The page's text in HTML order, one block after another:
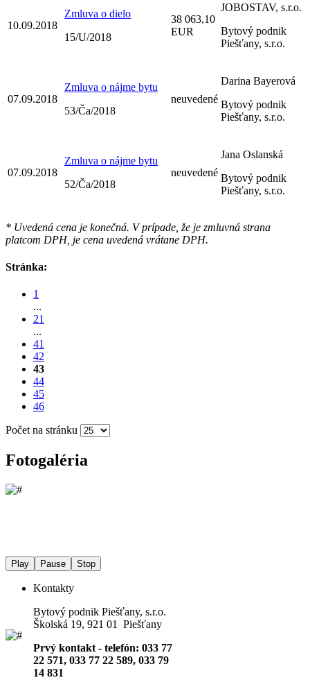
10.09.2018
Zmluva o dielo
15/U/2018
38 063,10
EUR
JOBOSTAV, s.r.o.
Bytový podnik
Piešťany, s.r.o.
07.09.2018
Zmluva o nájme bytu
53/Ča/2018
neuvedené
Darina Bayerová
Bytový podnik
Piešťany, s.r.o.
07.09.2018
Zmluva o nájme bytu
52/Ča/2018
neuvedené
Jana Oslanská
Bytový podnik
Piešťany, s.r.o.
* Uvedená cena je konečná. V prípade, že je zmluvná strana
platcom DPH, je cena uvedená vrátane DPH.
Stránka:
1
...
21
...
41
42
43
44
45
46
Počet na stránku
Fotogaléria
Play Pause Stop
Kontakty
Bytový podnik Piešťany, s.r.o.
Školská 19, 921 01 Piešťany
Prvý kontakt - telefón: 033 77
22 571, 033 77 22 589, 033 79
14 831